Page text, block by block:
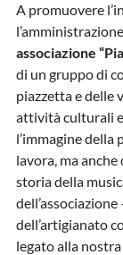
A promuovere
associazione
di un gruppo di
piazzetta e delle
attività culturali
l’immagine della
lavora, ma
storia della
dell’artigianato
legato alla